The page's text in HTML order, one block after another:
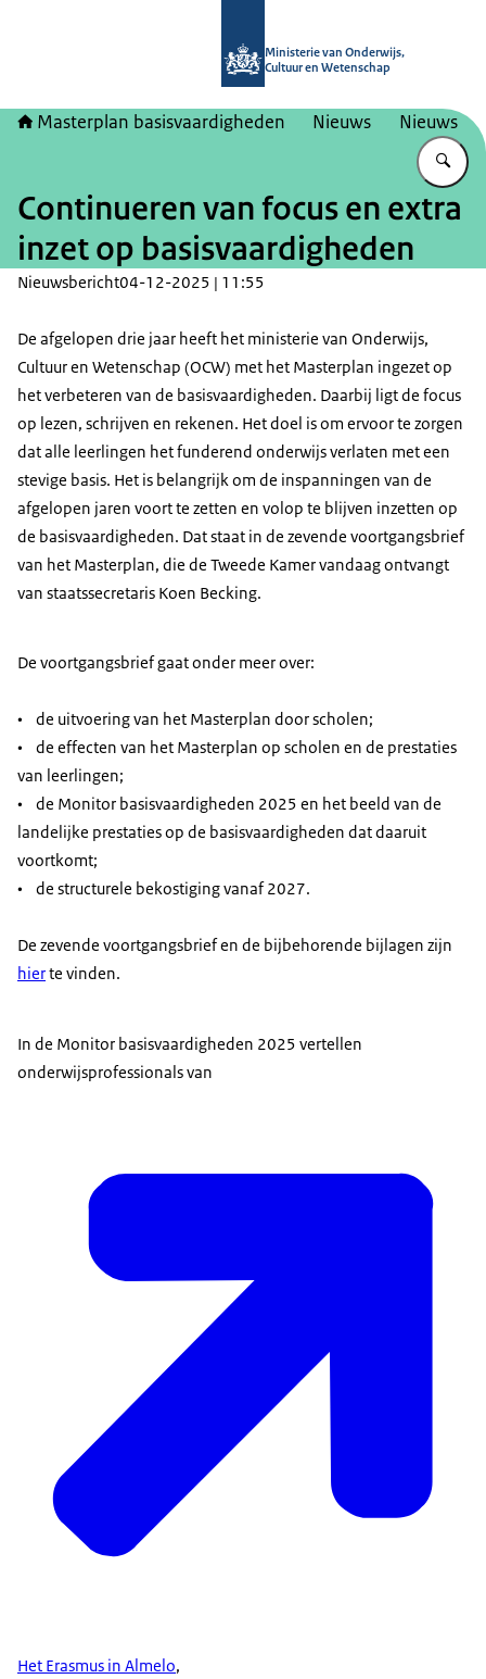
Ministerie van Onderwijs,
Cultuur en Wetenschap
Masterplan basisvaardigheden Nieuws Nieuws
Continueren van focus en extra
inzet op basisvaardigheden
Nieuwsbericht04-12-2025 | 11:55
De afgelopen drie jaar heeft het ministerie van Onderwijs,
Cultuur en Wetenschap (OCW) met het Masterplan ingezet op
het verbeteren van de basisvaardigheden. Daarbij ligt de focus
op lezen, schrijven en rekenen. Het doel is om ervoor te zorgen
dat alle leerlingen het funderend onderwijs verlaten met een
stevige basis. Het is belangrijk om de inspanningen van de
afgelopen jaren voort te zetten en volop te blijven inzetten op
de basisvaardigheden. Dat staat in de zevende voortgangsbrief
van het Masterplan, die de Tweede Kamer vandaag ontvangt
van staatssecretaris Koen Becking.
De voortgangsbrief gaat onder meer over:
• de uitvoering van het Masterplan door scholen;
• de effecten van het Masterplan op scholen en de prestaties
van leerlingen;
• de Monitor basisvaardigheden 2025 en het beeld van de
landelijke prestaties op de basisvaardigheden dat daaruit
voortkomt;
• de structurele bekostiging vanaf 2027.
De zevende voortgangsbrief en de bijbehorende bijlagen zijn
hierte vinden.
In de Monitor basisvaardigheden 2025 vertellen
onderwijsprofessionals van
Het Erasmus in Almelo,